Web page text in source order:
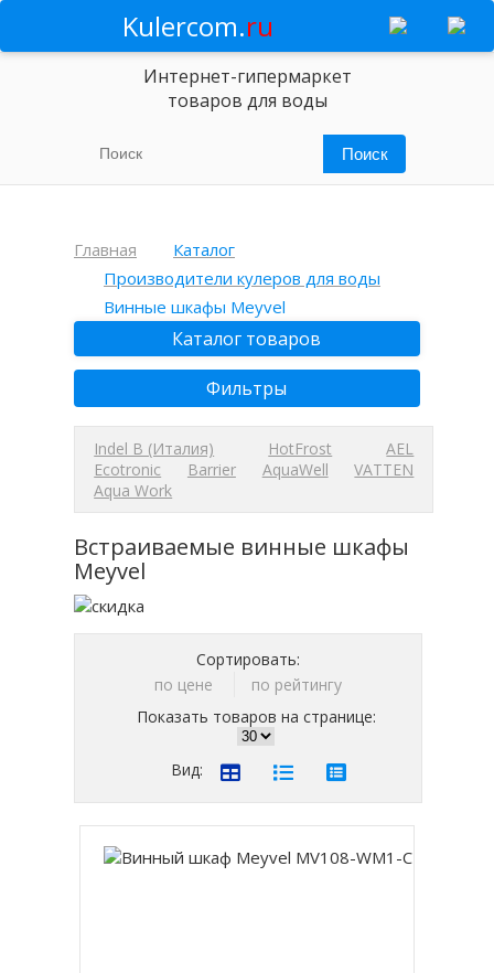
Kulercom.ru
Интернет-гипермаркет
товаров для воды
Главная
Каталог
Производители кулеров для воды
Винные шкафы Meyvel
Каталог товаров
Фильтры
Indel B (Италия) HotFrost
AEL
Ecotronic
Barrier AquaWell
VATTEN
Aqua Work
Встраиваемые винные шкафы
Meyvel
Сортировать:
по цене
по рейтингу
Показать товаров на странице:
Вид: